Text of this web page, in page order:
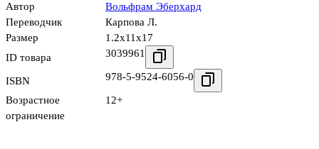
Автор
Вольфрам Эберхард
Переводчик
Карпова Л.
Размер
1.2x11x17
ID товара
3039961
ISBN 978-5-9524-6056-0
Возрастное
ограничение
12+